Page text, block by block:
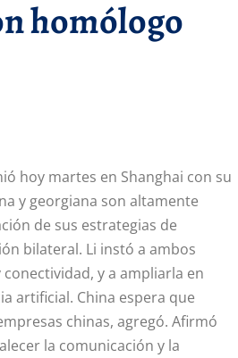
homólogo
hoy martes en Shanghai con su
y georgiana son altamente
de sus estrategias de
bilateral. Li instó a ambos
y a ampliarla en
artificial. China espera que
chinas, agregó. Afirmó
la comunicación y la